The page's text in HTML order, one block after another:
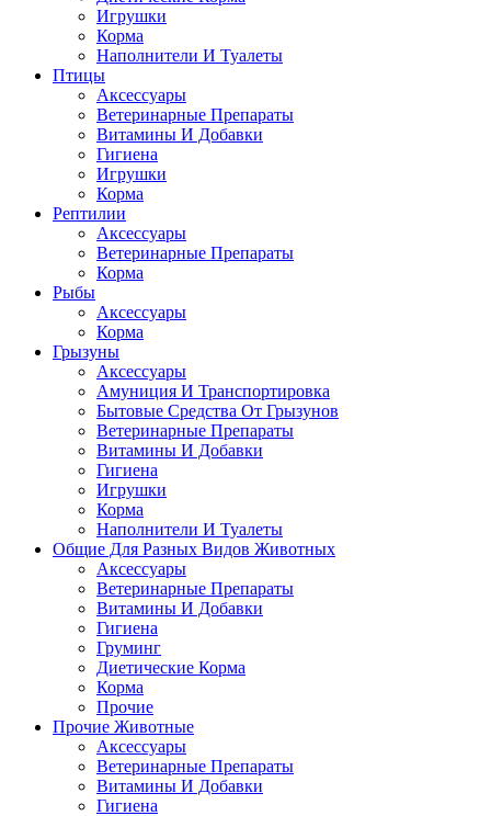
Игрушки
Корма
Наполнители И Туалеты
Птицы
Аксессуары
Ветеринарные Препараты
Витамины И Добавки
Гигиена
Игрушки
Корма
Рептилии
Аксессуары
Ветеринарные Препараты
Корма
Рыбы
Аксессуары
Корма
Грызуны
Аксессуары
Амуниция И Транспортировка
Бытовые Средства От Грызунов
Ветеринарные Препараты
Витамины И Добавки
Гигиена
Игрушки
Корма
Наполнители И Туалеты
Общие Для Разных Видов Животных
Аксессуары
Ветеринарные Препараты
Витамины И Добавки
Гигиена
Груминг
Диетические Корма
Корма
Прочие
Прочие Животные
Аксессуары
Ветеринарные Препараты
Витамины И Добавки
Гигиена